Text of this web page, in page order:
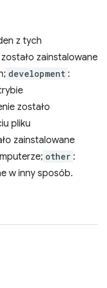
z tych
zainstalowane
development :
zostało
pliku
zainstalowane
other :
w inny sposób.